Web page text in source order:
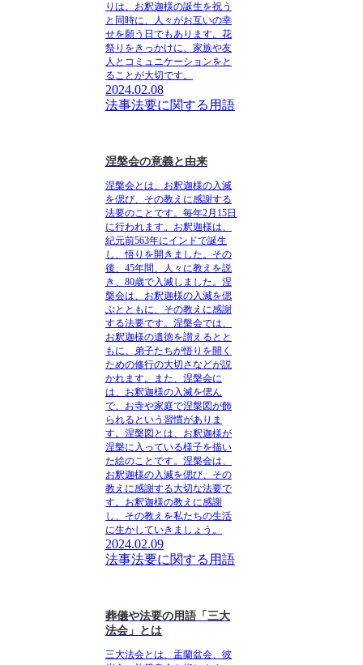
りは、お釈迦様の誕生を祝う
と同時に、人々がお互いの幸
せを願う日でもあります。花
祭りをきっかけに、家族や友
人とコミュニケーションをと
ることが大切です。
2024.02.08
法事法要に関する用語
涅槃会の意義と由来
涅槃会とは、お釈迦様の入滅
を偲び、その教えに感謝する
法要のことです。 毎年2月15日
に行われます。お釈迦様は、
紀元前563年にインドで誕生
し、悟りを開きました。その
後、45年間、人々に教えを説
き、80歳で入滅しました。 涅
槃会は、お釈迦様の入滅を偲
ぶとともに、その教えに感謝
する法要です。 涅槃会では、
お釈迦様の遺徳を讃えるとと
もに、弟子たちが悟りを開く
ための修行の大切さなどが説
かれます。また、涅槃会に
は、お釈迦様の入滅を偲ん
で、お寺や家庭で涅槃図が飾
られるという習慣がありま
す。涅槃図とは、お釈迦様が
涅槃に入っている様子を描い
た絵のことです。涅槃会は、
お釈迦様の入滅を偲び、その
教えに感謝する大切な法要で
す。お釈迦様の教えに感謝
し、その教えを私たちの生活
に生かしていきましょう。
2024.02.09
法事法要に関する用語
葬儀や法要の用語「三大
法会」とは
三大法会とは、盂蘭盆会、彼